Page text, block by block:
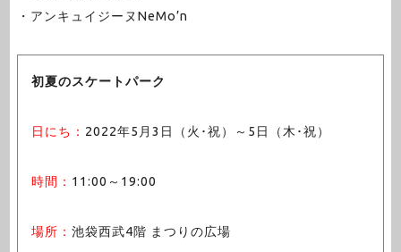
・アンキュイジーヌNeMo’n
初夏のスケートパーク
日にち： 2022年5月3日（火･祝）～5日（木･祝）
時間： 11:00～19:00
場所： 池袋西武4階 まつりの広場